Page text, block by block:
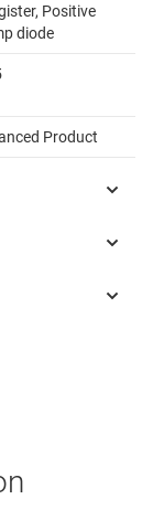
Positive
diode
Product